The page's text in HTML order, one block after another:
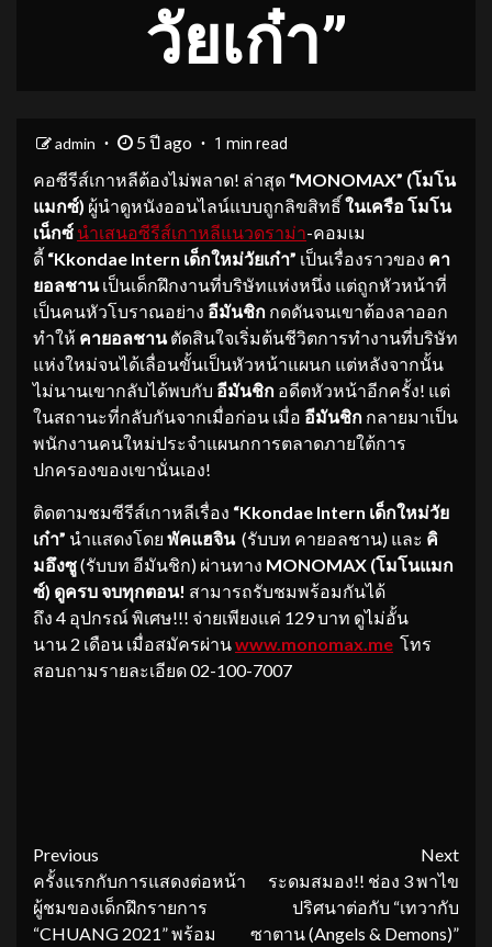
วัยเก๋า”
admin 5 ปี ago 1 min read
คอซีรีส์เกาหลีต้องไม่พลาด! ล่าสุด “MONOMAX” (โมโน
แมกซ์) ผู้นำดูหนังออนไลน์แบบถูกลิขสิทธิ์ในเครือ โมโน
เน็กซ์ นำเสนอซีรีส์เกาหลีแนวดราม่า-คอมเม
ดี้ “Kkondae Intern เด็กใหม่วัยเก๋า” เป็นเรื่องราวของ คา
ยอลชานเป็นเด็กฝึกงานที่บริษัทแห่งหนึ่ง แต่ถูกหัวหน้าที่
เป็นคนหัวโบราณอย่าง อีมันชิก กดดันจนเขาต้องลาออก
ทำให้ คายอลชานตัดสินใจเริ่มต้นชีวิตการทำงานที่บริษัท
แห่งใหม่จนได้เลื่อนขั้นเป็นหัวหน้าแผนก แต่หลังจากนั้น
ไม่นานเขากลับได้พบกับ อีมันชิก อดีตหัวหน้าอีกครั้ง! แต่
ในสถานะที่กลับกันจากเมื่อก่อน เมื่อ อีมันชิก กลายมาเป็น
พนักงานคนใหม่ประจำแผนกการตลาดภายใต้การ
ปกครองของเขานั่นเอง!
ติดตามชมซีรีส์เกาหลีเรื่อง “Kkondae Intern เด็กใหม่วัย
เก๋า” นำแสดงโดย พัคแฮจิน(รับบท คายอลชาน) และ คิ
มอึงซู(รับบท อีมันชิก) ผ่านทาง MONOMAX (โมโนแมก
ซ์) ดูครบ จบทุกตอน! สามารถรับชมพร้อมกันได้
ถึง 4 อุปกรณ์ พิเศษ!!! จ่ายเพียงแค่ 129 บาท ดูไม่อั้น
นาน 2 เดือน เมื่อสมัครผ่านwww.monomax.me โทร
สอบถามรายละเอียด 02-100-7007
Continue
Reading
Previous
ครั้งแรกกับการแสดงต่อหน้า
ผู้ชมของเด็กฝึกรายการ
“CHUANG 2021” พร้อม
Next
ระดมสมอง!! ช่อง 3 พาไข
ปริศนาต่อกับ “เทวากับ
ซาตาน (Angels & Demons)”